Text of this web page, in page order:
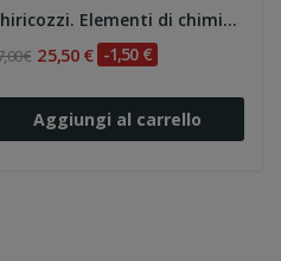
Chiricozzi. Elementi di chimica e biochimica
€ 25,50 € -1,50 €
Aggiungi al carrello